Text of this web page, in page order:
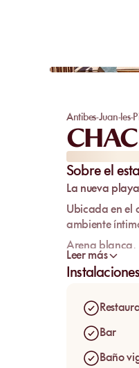
Antibes-Juan-les-
Sobre el
La nueva
Ubicada en el
ambiente
Arena blanca,
es en pocas
bajo ningún
cosas buenas
No esperes
Leer más
Instalaciones
Bar
Baño